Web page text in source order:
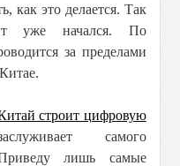
как это делается. Так
уже начался. По
за пределами
строит цифровую
самого
лишь самые